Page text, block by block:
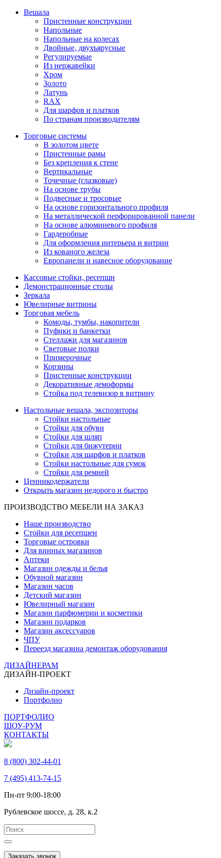
Вешала
Пристенные конструкции
Напольные
Напольные на колесах
Двойные, двухъярусные
Регулируемые
Из нержавейки
Хром
Золото
Латунь
RAX
Для шарфов и платков
По странам производителям
Торговые системы
В золотом цвете
Пристенные рамы
Без крепления к стене
Вертикальные
Точечные (глазковые)
На основе трубы
Подвесные и тросовые
На основе горизонтального профиля
На металлической перфорированной панели
На основе алюминевого профиля
Гардеробные
Для оформления интерьера и витрин
Из кованого железа
Европанели и навесное оборудование
Кассовые стойки, ресепшн
Демонстрационные столы
Зеркала
Ювелирные витрины
Торговая мебель
Комоды, тумбы, накопители
Пуфики и банкетки
Стеллажи для магазинов
Световые полки
Примерочные
Корзины
Пристенные конструкции
Декоративные демоформы
Стойка под телевизор в витрину
Настольные вешала, экспозиторы
Стойки настольные
Стойки для обуви
Стойки для шляп
Стойки для бижутерии
Стойки для шарфов и платков
Стойки настольные для сумок
Стойки для ремней
Ценникодержатели
Открыть магазин недорого и быстро
ПРОИЗВОДСТВО МЕБЕЛИ НА ЗАКАЗ
Наше производство
Стойки для ресепшен
Торговые островки
Для винных магазинов
Аптеки
Магазин одежды и белья
Обувной магазин
Магазин часов
Детский магазин
Ювелирный магазин
Магазин парфюмерии и косметики
Магазин подарков
Магазин аксессуаров
ЧПУ
Переезд магазина демонтаж оборудования
ДИЗАЙНЕРАМ
ДИЗАЙН-ПРОЕКТ
Дизайн-проект
Портфолио
ПОРТФОЛИО
ШОУ-РУМ
КОНТАКТЫ
8 (800) 302-44-01
7 (495) 413-74-15
Пн-пт 9:00-18:00
Рублевское шоссе, д. 28, к.2
Заказать звонок